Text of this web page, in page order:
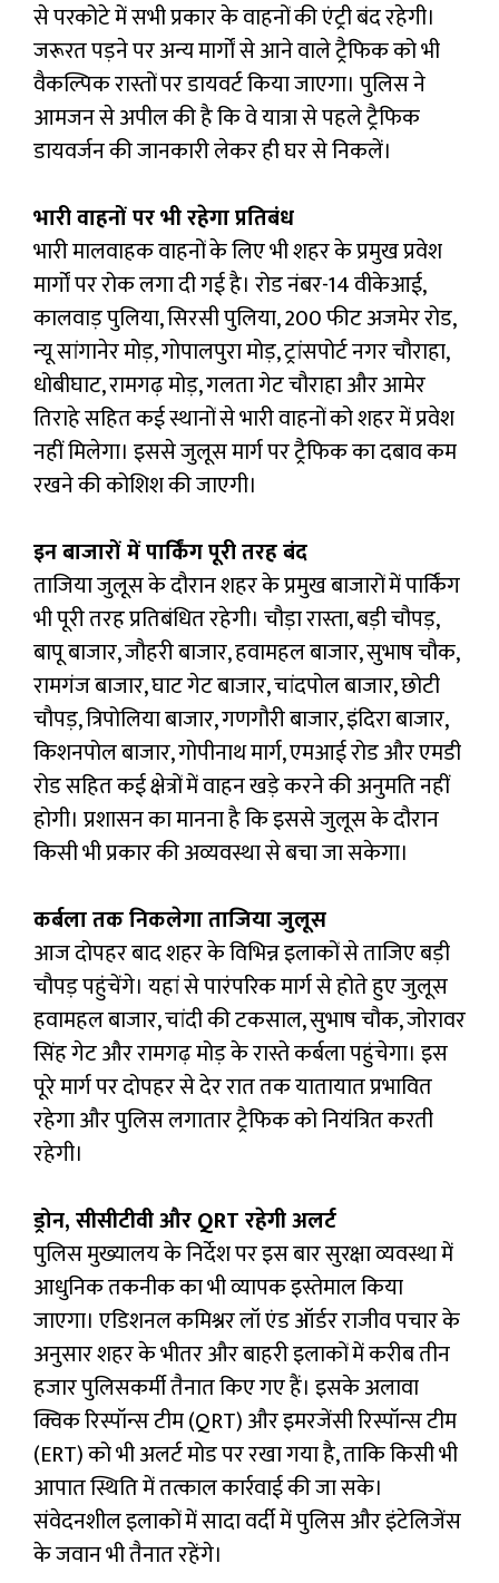
से परकोटे में सभी प्रकार के वाहनों की एंट्री बंद रहेगी।
जरूरत पड़ने पर अन्य मार्गों से आने वाले ट्रैफिक को भी
वैकल्पिक रास्तों पर डायवर्ट किया जाएगा। पुलिस ने
आमजन से अपील की है कि वे यात्रा से पहले ट्रैफिक
डायवर्जन की जानकारी लेकर ही घर से निकलें।
भारी वाहनों पर भी रहेगा प्रतिबंध
भारी मालवाहक वाहनों के लिए भी शहर के प्रमुख प्रवेश
मार्गों पर रोक लगा दी गई है। रोड नंबर-14 वीकेआई,
कालवाड़ पुलिया, सिरसी पुलिया, 200 फीट अजमेर रोड,
न्यू सांगानेर मोड़, गोपालपुरा मोड़, ट्रांसपोर्ट नगर चौराहा,
धोबीघाट, रामगढ़ मोड़, गलता गेट चौराहा और आमेर
तिराहे सहित कई स्थानों से भारी वाहनों को शहर में प्रवेश
नहीं मिलेगा। इससे जुलूस मार्ग पर ट्रैफिक का दबाव कम
रखने की कोशिश की जाएगी।
इन बाजारों में पार्किंग पूरी तरह बंद
ताजिया जुलूस के दौरान शहर के प्रमुख बाजारों में पार्किंग
भी पूरी तरह प्रतिबंधित रहेगी। चौड़ा रास्ता, बड़ी चौपड़,
बापू बाजार, जौहरी बाजार, हवामहल बाजार, सुभाष चौक,
रामगंज बाजार, घाट गेट बाजार, चांदपोल बाजार, छोटी
चौपड़, त्रिपोलिया बाजार, गणगौरी बाजार, इंदिरा बाजार,
किशनपोल बाजार, गोपीनाथ मार्ग, एमआई रोड और एमडी
रोड सहित कई क्षेत्रों में वाहन खड़े करने की अनुमति नहीं
होगी। प्रशासन का मानना है कि इससे जुलूस के दौरान
किसी भी प्रकार की अव्यवस्था से बचा जा सकेगा।
कर्बला तक निकलेगा ताजिया जुलूस
आज दोपहर बाद शहर के विभिन्न इलाकों से ताजिए बड़ी
चौपड़ पहुंचेंगे। यहां से पारंपरिक मार्ग से होते हुए जुलूस
हवामहल बाजार, चांदी की टकसाल, सुभाष चौक, जोरावर
सिंह गेट और रामगढ़ मोड़ के रास्ते कर्बला पहुंचेगा। इस
पूरे मार्ग पर दोपहर से देर रात तक यातायात प्रभावित
रहेगा और पुलिस लगातार ट्रैफिक को नियंत्रित करती
रहेगी।
ड्रोन, सीसीटीवी और QRT रहेगी अलर्ट
पुलिस मुख्यालय के निर्देश पर इस बार सुरक्षा व्यवस्था में
आधुनिक तकनीक का भी व्यापक इस्तेमाल किया
जाएगा। एडिशनल कमिश्नर लॉ एंड ऑर्डर राजीव पचार के
अनुसार शहर के भीतर और बाहरी इलाकों में करीब तीन
हजार पुलिसकर्मी तैनात किए गए हैं। इसके अलावा
क्विक रिस्पॉन्स टीम (QRT) और इमरजेंसी रिस्पॉन्स टीम
(ERT) को भी अलर्ट मोड पर रखा गया है, ताकि किसी भी
आपात स्थिति में तत्काल कार्रवाई की जा सके।
संवेदनशील इलाकों में सादा वर्दी में पुलिस और इंटेलिजेंस
के जवान भी तैनात रहेंगे।